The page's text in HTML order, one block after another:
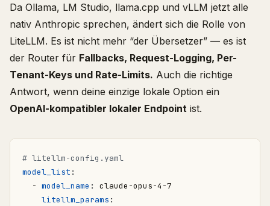
Da Ollama, LM Studio, llama.cpp und vLLM jetzt alle
nativ Anthropic sprechen, ändert sich die Rolle von
LiteLLM. Es ist nicht mehr “der Übersetzer” — es ist
der Router für Fallbacks, Request-Logging, Per-
Tenant-Keys und Rate-Limits. Auch die richtige
Antwort, wenn deine einzige lokale Option ein
OpenAI-kompatibler lokaler Endpoint ist.
# litellm-config.yaml
model_list :
- model_name :
claude-opus-4-7
litellm_params :